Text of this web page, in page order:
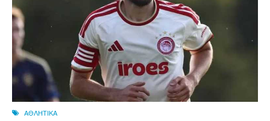
ΑΘΛΗΤΙΚΑ